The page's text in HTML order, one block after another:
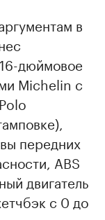
в
дюймовое
Michelin с
передних
ABS
двигатель
с 0 до